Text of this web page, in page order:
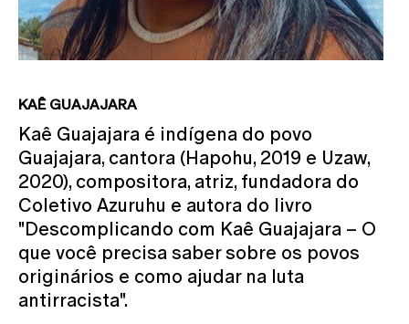
KAÊ GUAJAJARA
Kaê Guajajara é indígena do povo
Guajajara, cantora (Hapohu, 2019 e Uzaw,
2020), compositora, atriz, fundadora do
Coletivo Azuruhu e autora do livro
"Descomplicando com Kaê Guajajara – O
que você precisa saber sobre os povos
originários e como ajudar na luta
antirracista".